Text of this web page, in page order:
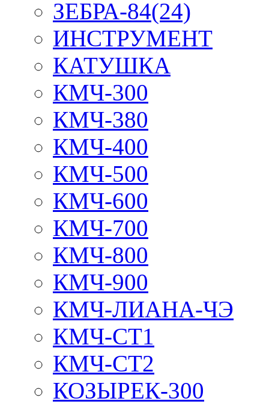
ЗЕБРА-84(24)
ИНСТРУМЕНТ
КАТУШКА
КМЧ-300
КМЧ-380
КМЧ-400
КМЧ-500
КМЧ-600
КМЧ-700
КМЧ-800
КМЧ-900
КМЧ-ЛИАНА-ЧЭ
КМЧ-СТ1
КМЧ-СТ2
КОЗЫРЕК-300